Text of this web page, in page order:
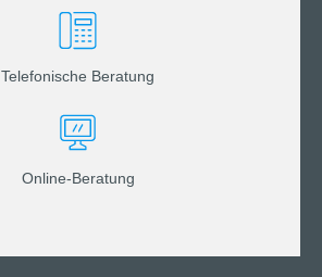
Telefonische Beratung
Online-Beratung